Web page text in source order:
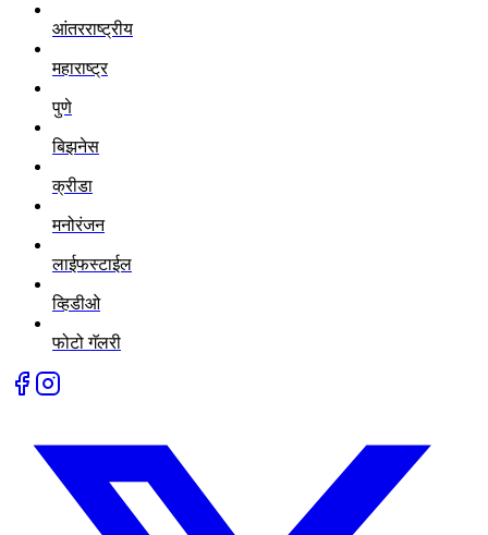
आंतरराष्ट्रीय
महाराष्ट्र
पुणे
बिझनेस
क्रीडा
मनोरंजन
लाईफस्टाईल
व्हिडीओ
फोटो गॅलरी